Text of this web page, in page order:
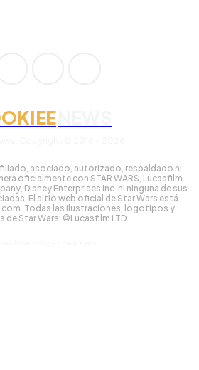
asociado, autorizado, respaldado ni
oficialmente con STAR WARS, Lucasfilm
Disney Enterprises Inc. ni ninguna de sus
El sitio web oficial de Star Wars está
Todas las ilustraciones, logotipos y
de Star Wars: ©Lucasfilm LTD.